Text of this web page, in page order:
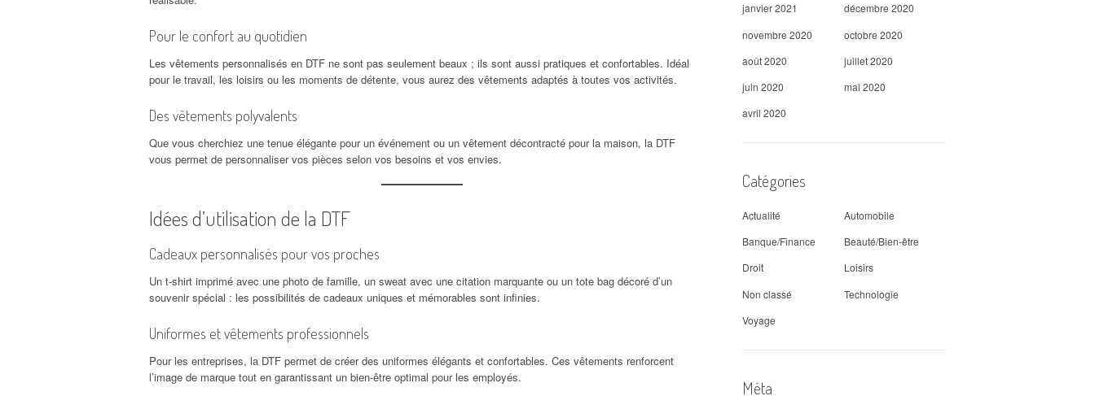
Pour le confort au quotidien
Les vêtements personnalisés en DTF ne sont pas seulement beaux ; ils sont aussi pratiques et confortables. Idéal
pour le travail, les loisirs ou les moments de détente, vous aurez des vêtements adaptés à toutes vos activités.
Des vêtements polyvalents
Que vous cherchiez une tenue élégante pour un événement ou un vêtement décontracté pour la maison, la DTF
vous permet de personnaliser vos pièces selon vos besoins et vos envies.
Idées d’utilisation de la DTF
Cadeaux personnalisés pour vos proches
Un t-shirt imprimé avec une photo de famille, un sweat avec une citation marquante ou un tote bag décoré d’un
souvenir spécial : les possibilités de cadeaux uniques et mémorables sont infinies.
Uniformes et vêtements professionnels
Pour les entreprises, la DTF permet de créer des uniformes élégants et confortables. Ces vêtements renforcent
l’image de marque tout en garantissant un bien-être optimal pour les employés.
janvier 2021
décembre 2020
novembre 2020
octobre 2020
août 2020
juillet 2020
juin 2020
mai 2020
avril 2020
Catégories
Actualité
Automobile
Banque/Finance
Beauté/Bien-être
Droit
Loisirs
Non classé
Technologie
Voyage
Méta